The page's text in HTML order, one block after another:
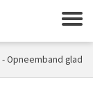
-Opneemband glad